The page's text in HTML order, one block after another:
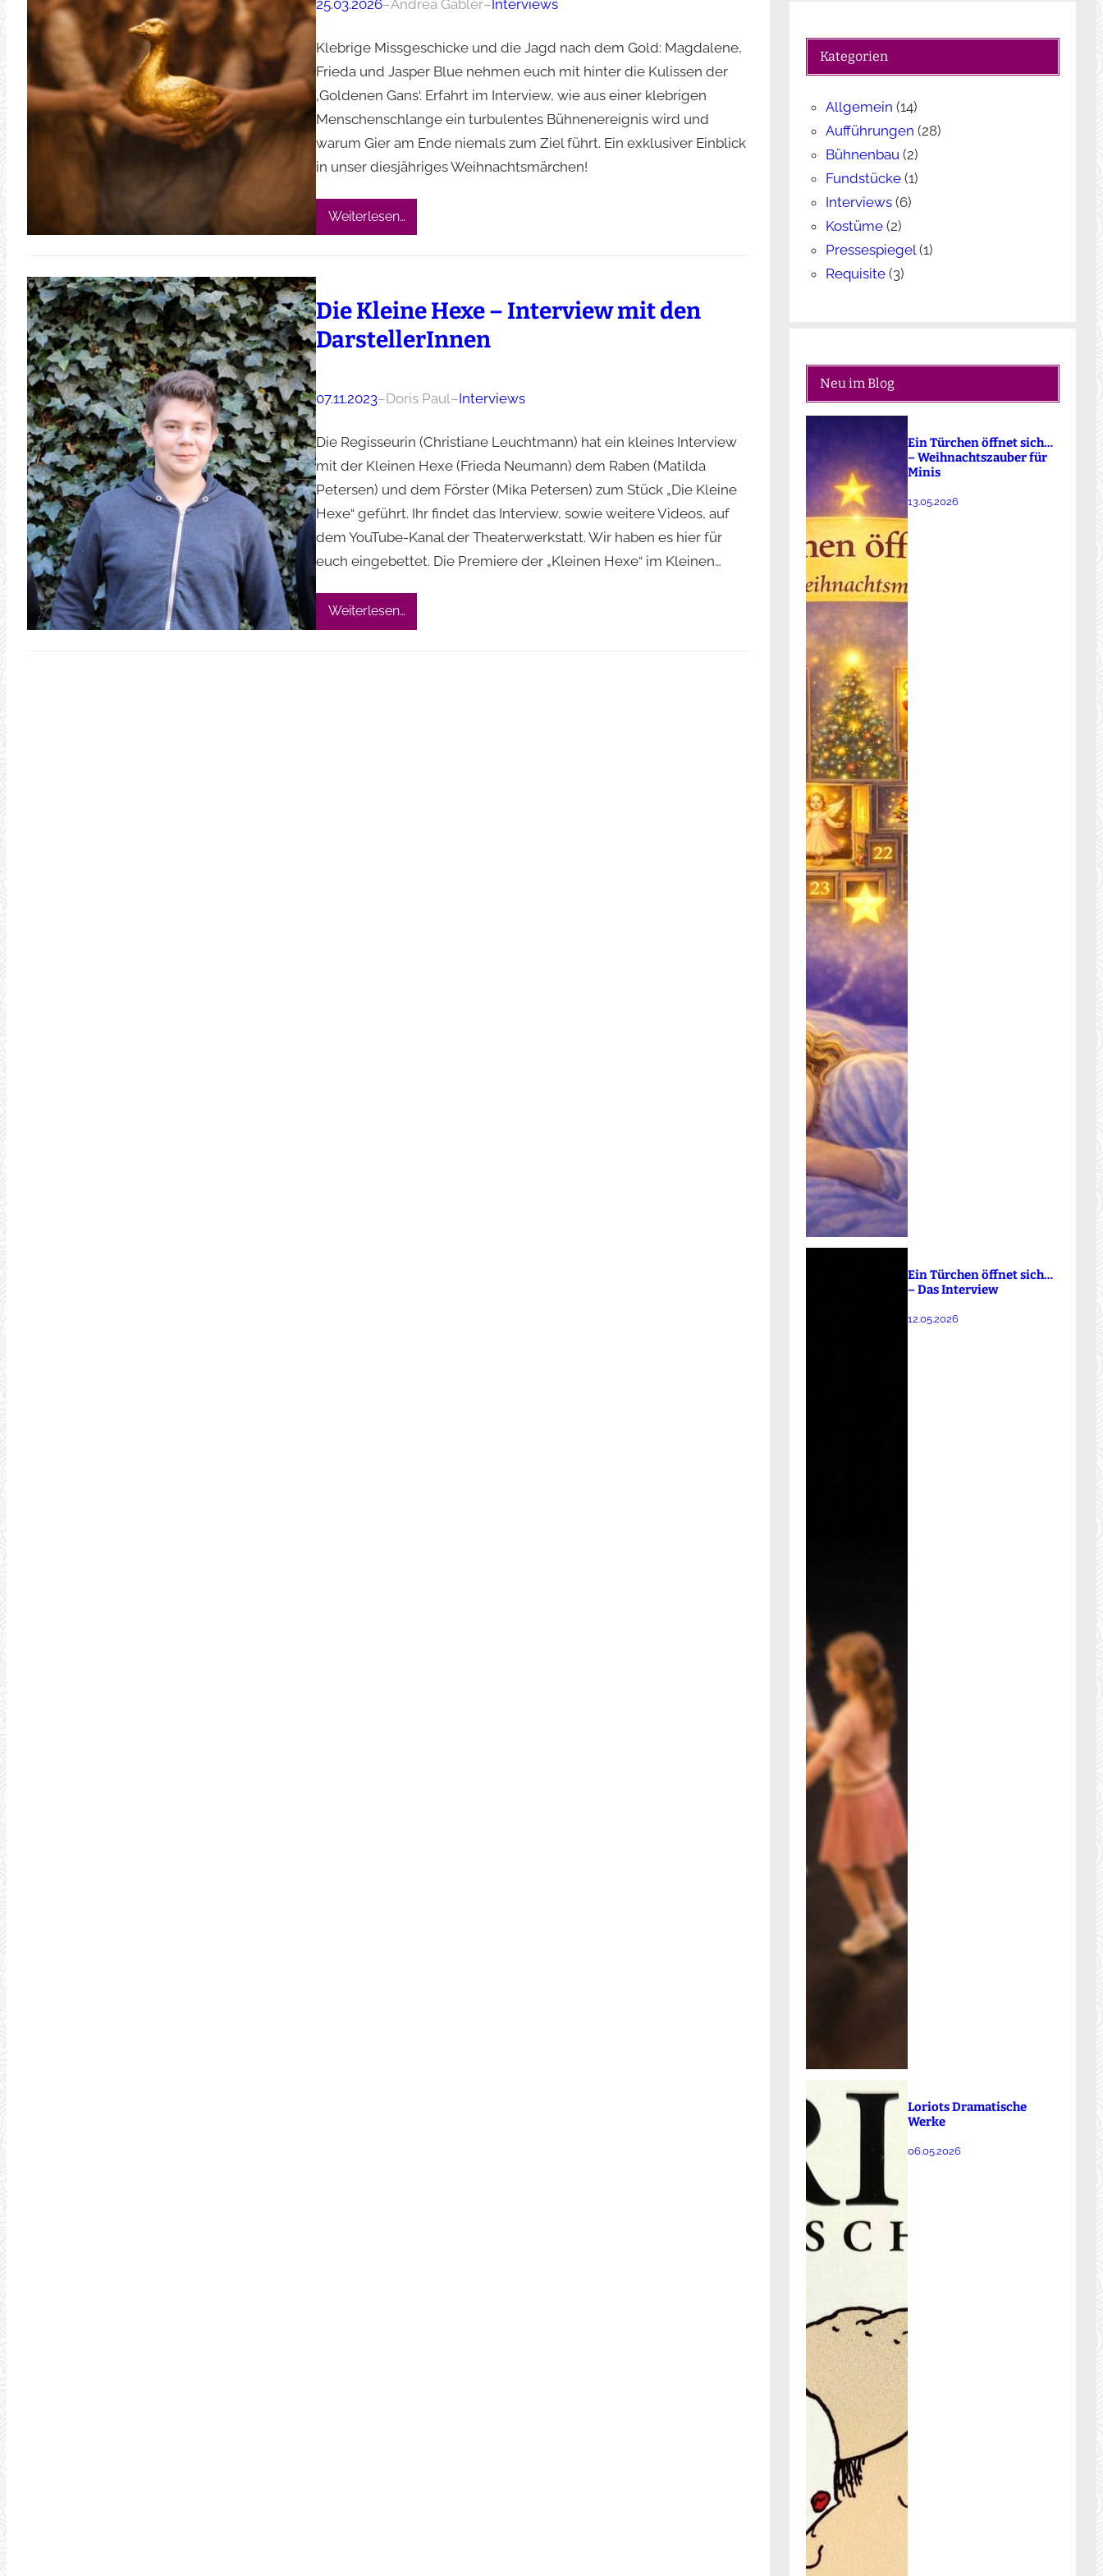
25.03.2026–Andrea Gäbler–Interviews
Klebrige Missgeschicke und die Jagd nach dem Gold: Magdalene,
Frieda und Jasper Blue nehmen euch mit hinter die Kulissen der
‚Goldenen Gans‘. Erfahrt im Interview, wie aus einer klebrigen
Menschenschlange ein turbulentes Bühnenereignis wird und
warum Gier am Ende niemals zum Ziel führt. Ein exklusiver Einblick
in unser diesjähriges Weihnachtsmärchen!
Weiterlesen…
Die Kleine Hexe – Interview mit den
DarstellerInnen
07.11.2023–Doris Paul–Interviews
Die Regisseurin (Christiane Leuchtmann) hat ein kleines Interview
mit der Kleinen Hexe (Frieda Neumann) dem Raben (Matilda
Petersen) und dem Förster (Mika Petersen) zum Stück „Die Kleine
Hexe“ geführt. Ihr findet das Interview, sowie weitere Videos, auf
dem YouTube-Kanal der Theaterwerkstatt. Wir haben es hier für
euch eingebettet. Die Premiere der „Kleinen Hexe“ im Kleinen…
Weiterlesen…
n
Kategorien
Allgemein (14)
Aufführungen (28)
Bühnenbau (2)
Fundstücke (1)
Interviews (6)
Kostüme (2)
Pressespiegel (1)
Requisite (3)
Neu im Blog
Ein Türchen öffnet sich…
– Weihnachtszauber für
Minis
13.05.2026
Ein Türchen öffnet sich…
– Das Interview
12.05.2026
Loriots Dramatische
Werke
06.05.2026